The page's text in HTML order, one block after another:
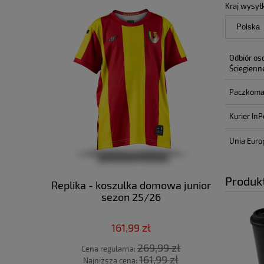
Replika - koszulka domowa junior
sezon 25/26
161,99 zł
Cena regularna: 269,99 zł
Najniższa cena: 161,99 zł
Replika
Kraj
Odbiór
Kurier
Unia